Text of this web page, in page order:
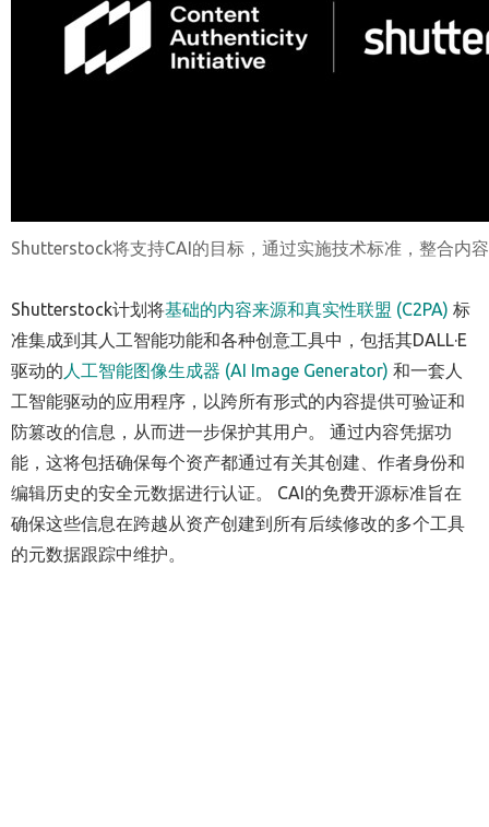
Shutterstock将支持CAI的目标，通过实施技术标准，整合内
Shutterstock计划将基础的内容来源和真实性联盟 (C2PA) 标
准集成到其人工智能功能和各种创意工具中，包括其DALL·E
驱动的 人工智能图像生成器 (AI Image Generator) 和一套人
工智能驱动的应用程序，以跨所有形式的内容提供可验证和
防篡改的信息，从而进一步保护其用户。 通过内容凭据功
能，这将包括确保每个资产都通过有关其创建、作者身份和
编辑历史的安全元数据进行认证。 CAI的免费开源标准旨在
确保这些信息在跨越从资产创建到所有后续修改的多个工具
的元数据跟踪中维护。